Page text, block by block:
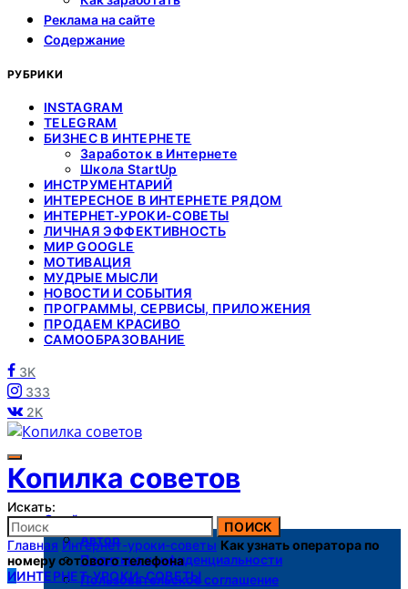
Реклама на сайте
Содержание
РУБРИКИ
INSTAGRAM
TELEGRAM
БИЗНЕС В ИНТЕРНЕТЕ
Заработок в Интернете
Школа StartUp
ИНСТРУМЕНТАРИЙ
ИНТЕРЕСНОЕ В ИНТЕРНЕТЕ РЯДОМ
ИНТЕРНЕТ-УРОКИ-СОВЕТЫ
ЛИЧНАЯ ЭФФЕКТИВНОСТЬ
МИР GOOGLE
МОТИВАЦИЯ
МУДРЫЕ МЫСЛИ
НОВОСТИ И СОБЫТИЯ
ПРОГРАММЫ, СЕРВИСЫ, ПРИЛОЖЕНИЯ
ПРОДАЕМ КРАСИВО
САМООБРАЗОВАНИЕ
3K
333
2K
Копилка советов
О сайте
Автор
Политика конфиденциальности
Пользовательское соглашение
Искать:
ПОИСК
Главная Интернет-уроки-советы Как узнать оператора по
номеру сотового телефона
ИИНТЕРНЕТ-УРОКИ-СОВЕТЫ